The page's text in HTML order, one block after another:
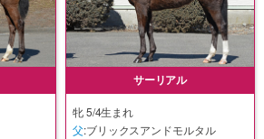
サーリアル
牝 5/4生まれ
父:ブリックスアンドモルタル